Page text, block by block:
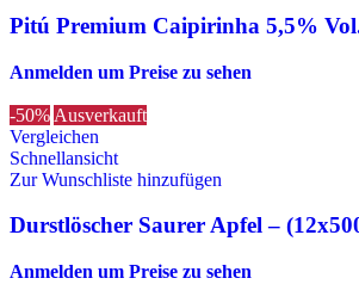
Pitú Premium Caipirinha 5,5%
Anmelden um Preise zu sehen
-50% Ausverkauft
Vergleichen
Schnellansicht
Zur Wunschliste hinzufügen
Durstlöscher Saurer Apfel –
Anmelden um Preise zu sehen